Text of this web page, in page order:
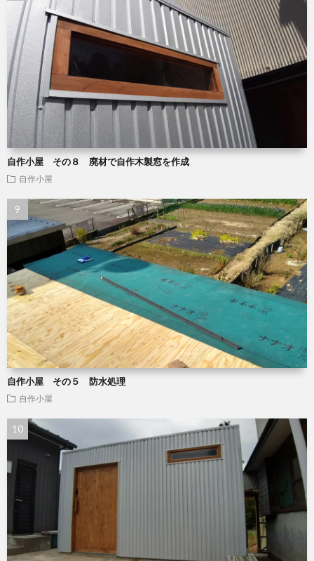
自作小屋 その８ 廃材で自作木製窓を作成
自作小屋
自作小屋 その５ 防水処理
自作小屋